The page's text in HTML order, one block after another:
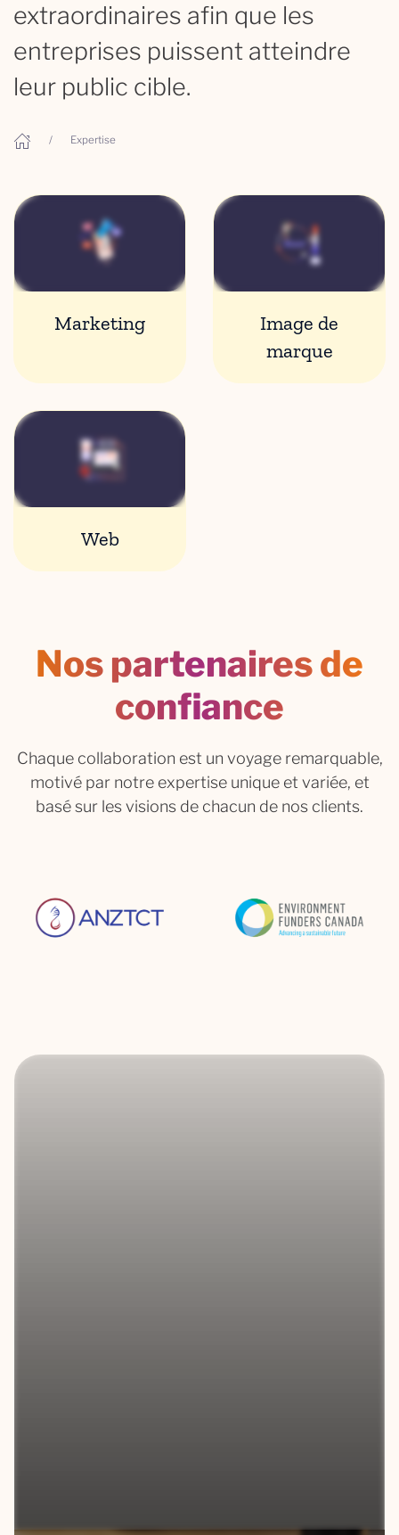
extraordinaires afin que les
entreprises puissent atteindre
leur public cible.
Expertise
Marketing
Image de
marque
Web
Nos partenaires de
confiance
Chaque collaboration est un voyage remarquable,
motivé par notre expertise unique et variée, et
basé sur les visions de chacun de nos clients.